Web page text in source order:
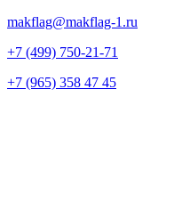
makflag@makflag-1.ru
+7 (499) 750-21-71
+7 (965) 358 47 45